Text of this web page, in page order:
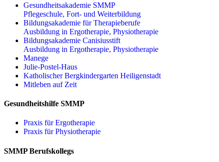
Gesundheitsakademie SMMP
Pflegeschule, Fort- und Weiterbildung
Bildungsakademie für Therapieberufe
Ausbildung in Ergotherapie, Physiotherapie
Bildungsakademie Canisiusstift
Ausbildung in Ergotherapie, Physiotherapie
Manege
Julie-Postel-Haus
Katholischer Bergkindergarten Heiligenstadt
Mitleben auf Zeit
Gesundheitshilfe SMMP
Praxis für Ergo­therapie
Praxis für Physio­therapie
SMMP Berufskollegs